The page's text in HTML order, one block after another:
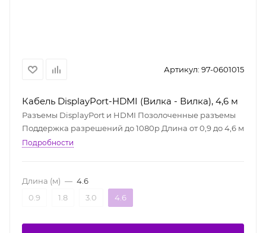
Артикул: 97-0601015
Кабель DisplayPort-HDMI (Вилка - Вилка), 4,6 м
Разъемы DisplayPort и HDMI Позолоченные разъемы
Поддержка разрешений до 1080p Длина от 0,9 до 4,6 м
Подробности
Длина (м) — 4.6
0.9
1.8 3.0 4.6